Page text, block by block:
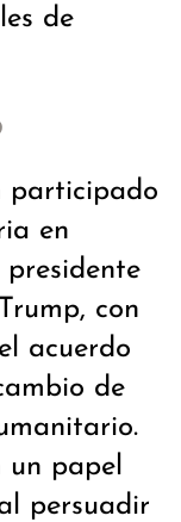
de
participado
en
con
acuerdo
de
papel
persuadir